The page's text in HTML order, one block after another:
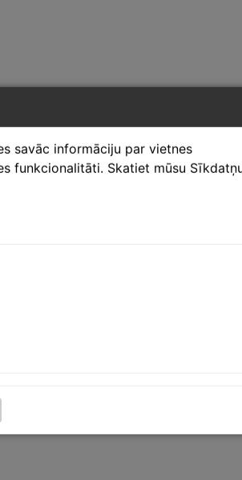
savāc informāciju par vietnes
funkcionalitāti. Skatiet mūsu